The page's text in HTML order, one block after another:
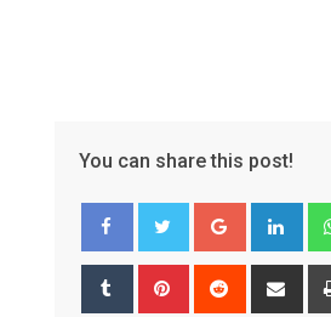
You can share this post!
Google+
Tumblr Pinterest Reddit